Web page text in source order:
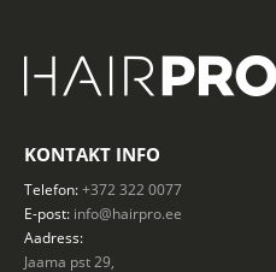
KONTAKT INFO
Telefon:+372 322 0077
E-post: info@hairpro.ee
Aadress:
Jaama pst 29,